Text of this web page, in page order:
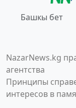
Башкы бет
NazarNews.kg
агентства
Принципы
интересов в